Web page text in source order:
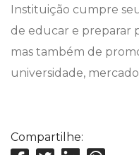
Instituição cumpre
de educar e preparar
mas também de
universidade,
Compartilhe: